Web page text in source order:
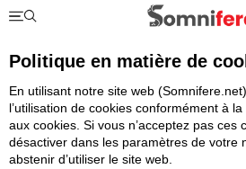
Politique en matière de
En utilisant notre site web
l’utilisation de cookies conformément à
aux cookies. Si vous n’acceptez pas ces
désactiver dans les paramètres de votre
abstenir d’utiliser le site web.